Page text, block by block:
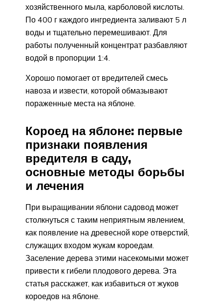
хозяйственного мыла, карболовой кислоты.
По 400 г каждого ингредиента заливают 5 л
воды и тщательно перемешивают. Для
работы полученный концентрат разбавляют
водой в пропорции 1:4.
Хорошо помогает от вредителей смесь
навоза и извести, которой обмазывают
пораженные места на яблоне.
Короед на яблоне: первые
признаки появления
вредителя в саду,
основные методы борьбы
и лечения
При выращивании яблони садовод может
столкнуться с таким неприятным явлением,
как появление на древесной коре отверстий,
служащих входом жукам короедам.
Заселение дерева этими насекомыми может
привести к гибели плодового дерева. Эта
статья расскажет, как избавиться от жуков
короедов на яблоне.